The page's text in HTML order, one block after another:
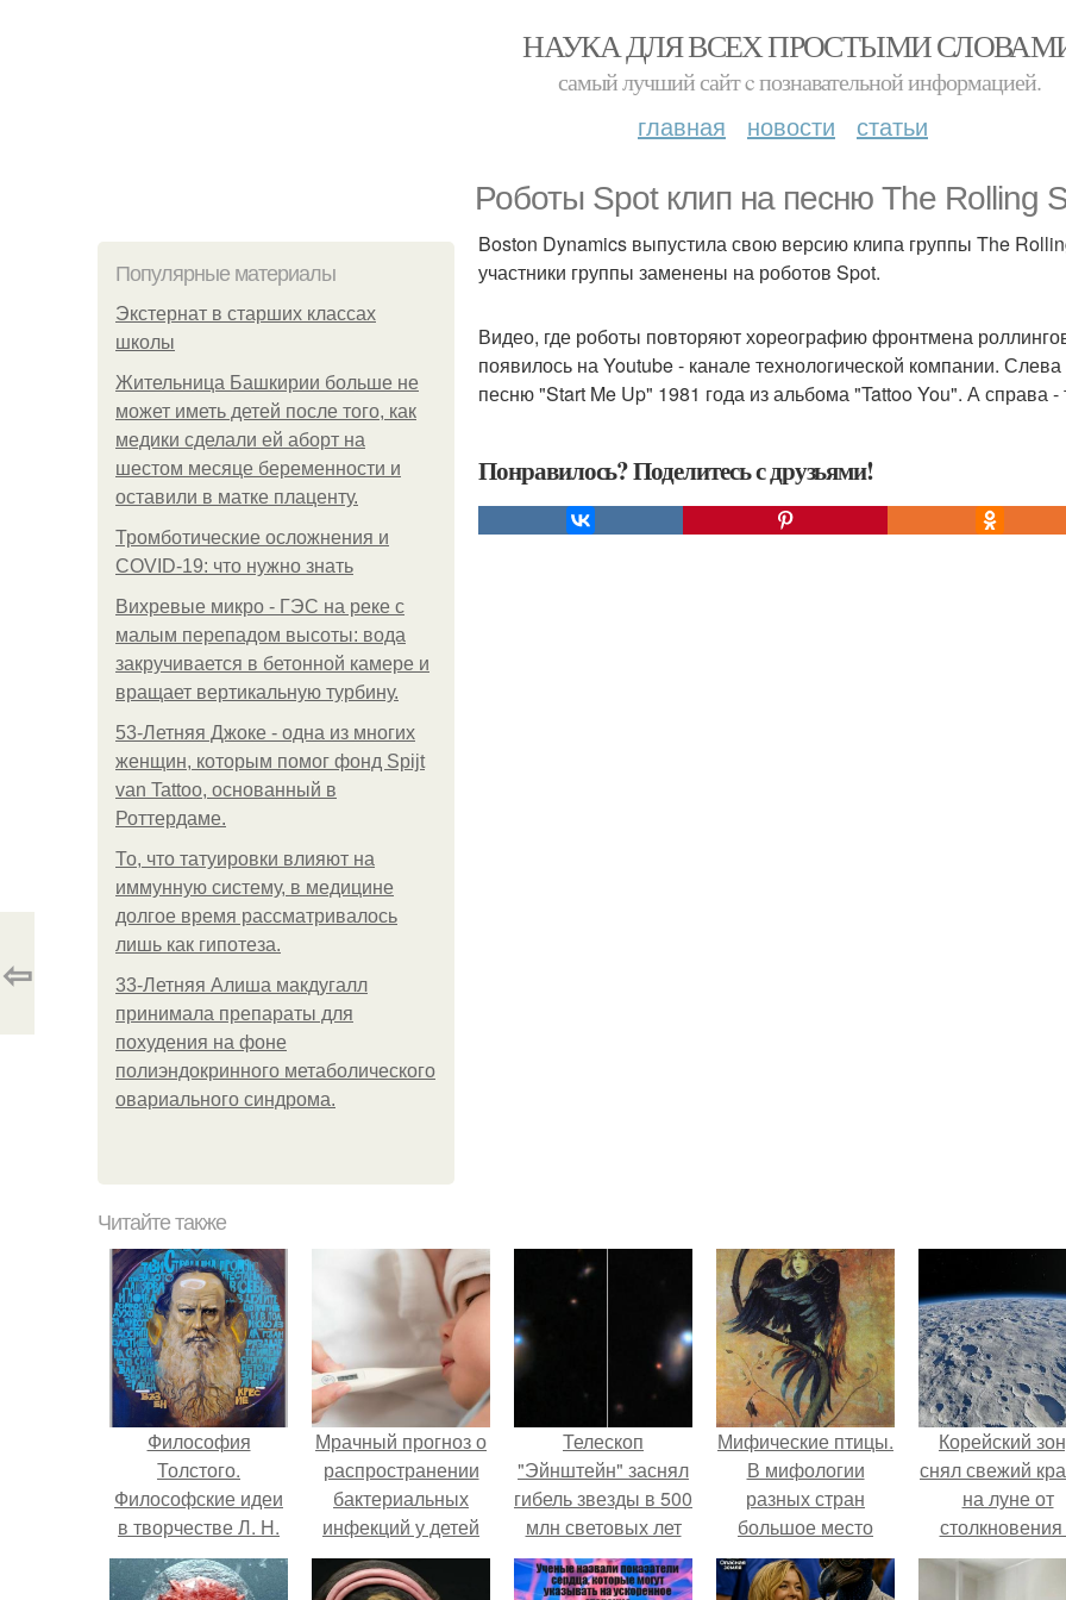
НАУКА ДЛЯ ВСЕХ ПРОСТЫМИ
самый лучший сайт c познавательной информацией.
главная новости статьи
Роботы Spot клип на песню The Rolling
Популярные материалы
Экстернат в старших классах
школы
Жительница Башкирии больше не
может иметь детей после того, как
медики сделали ей аборт на
шестом месяце беременности и
оставили в матке плаценту.
Тромботические осложнения и
COVID-19: что нужно знать
Вихревые микро - ГЭС на реке с
малым перепадом высоты: вода
закручивается в бетонной камере и
вращает вертикальную турбину.
53-Летняя Джоке - одна из многих
женщин, которым помог фонд Spijt
van Tattoo, основанный в
Роттердаме.
То, что татуировки влияют на
иммунную систему, в медицине
долгое время рассматривалось
лишь как гипотеза.
33-Летняя Алиша макдугалл
принимала препараты для
похудения на фоне
полиэндокринного метаболического
овариального синдрома.
Boston Dynamics выпустила свою версию клипа группы The
участники группы заменены на роботов Spot.
Видео, где роботы повторяют хореографию фронтмена
появилось на Youtube - канале технологической компании.
песню "Start Me Up" 1981 года из альбома "Tattoo You". А справа
Понравилось? Поделитесь с друзьями!
⇦
Читайте также
Философия
Толстого.
Философские идеи
в творчестве Л. Н.
Толстого.
Мрачный прогноз о
распространении
бактериальных
инфекций у детей
вышел.
Телескоп
"Эйнштейн" заснял
гибель звезды в 500
млн световых лет
от земли.
Мифические птицы.
В мифологии
разных стран
большое место
занимают образы
птиц.
Корейский
снял свежий
на луне от
столкновения
обломком